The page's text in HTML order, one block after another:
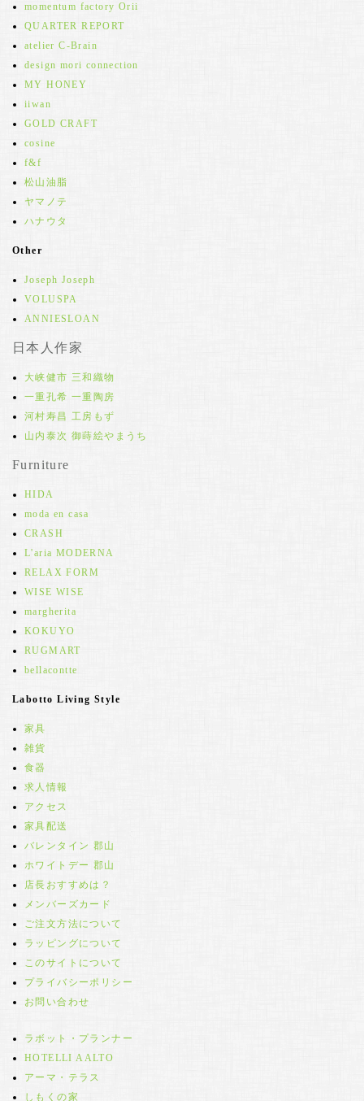
momentum factory Orii
QUARTER REPORT
atelier C-Brain
design mori connection
MY HONEY
iiwan
GOLD CRAFT
cosine
f&f
松山油脂
ヤマノテ
ハナウタ
Other
Joseph Joseph
VOLUSPA
ANNIESLOAN
日本人作家
大峡健市 三和織物
一重孔希 一重陶房
河村寿昌 工房もず
山内泰次 御蒔絵やまうち
Furniture
HIDA
moda en casa
CRASH
L'aria MODERNA
RELAX FORM
WISE WISE
margherita
KOKUYO
RUGMART
bellacontte
Labotto Living Style
家具
雑貨
食器
求人情報
アクセス
家具配送
バレンタイン 郡山
ホワイトデー 郡山
店長おすすめは？
メンバーズカード
ご注文方法について
ラッピングについて
このサイトについて
プライバシーポリシー
お問い合わせ
ラボット・プランナー
HOTELLI AALTO
アーマ・テラス
しもくの家